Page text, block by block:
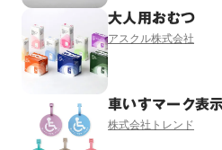
大人用おむつ
アスクル株式会社
車いすマーク表
株式会社トレンド